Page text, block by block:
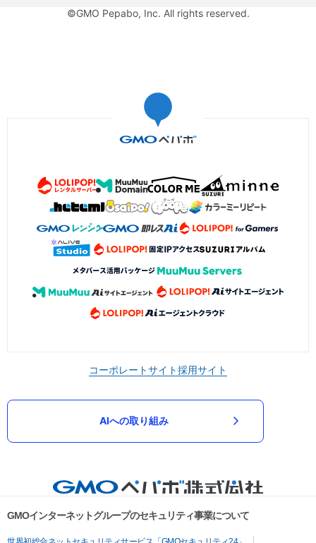
©GMO Pepabo, Inc. All rights reserved.
コーポレートサイト採用サイト
AIへの取り組み
GMOインターネットグループのセキュリティ事業について